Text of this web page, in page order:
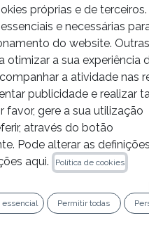
Aster + da
3+1
ao carrinho e receba 1
próprias e de terceiros.
e necessárias
do website.
otimizar a sua experiência
a atividade nas
publicidade e realizar
favor, gere a sua utilização
através do botão
Pode alterar as
aqui.
Política de cookies
essencial Permitir todas